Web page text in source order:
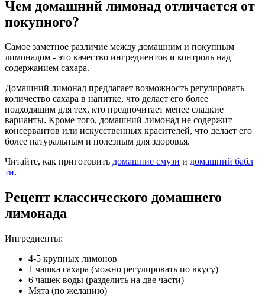
Чем домашний лимонад отличается от
покупного?
Самое заметное различие между домашним и покупным
лимонадом - это качество ингредиентов и контроль над
содержанием сахара.
Домашний лимонад предлагает возможность регулировать
количество сахара в напитке, что делает его более
подходящим для тех, кто предпочитает менее сладкие
варианты. Кроме того, домашний лимонад не содержит
консервантов или искусственных красителей, что делает его
более натуральным и полезным для здоровья.
Читайте, как приготовить домашние смузи и домашний бабл
ти.
Рецепт классического домашнего
лимонада
Ингредиенты:
4-5 крупных лимонов
1 чашка сахара (можно регулировать по вкусу)
6 чашек воды (разделить на две части)
Мята (по желанию)